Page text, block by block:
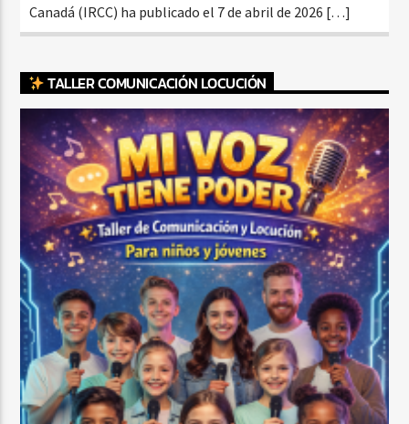
Canadá (IRCC) ha publicado el 7 de abril de 2026 […]
TALLER COMUNICACIÓN LOCUCIÓN